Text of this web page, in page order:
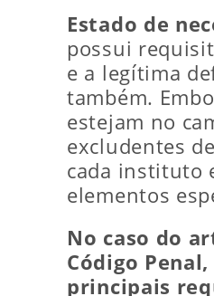
Estado de
possui
e a legítima
também.
estejam no
excludentes
cada instituto
elementos
No caso do
Código Penal,
principais